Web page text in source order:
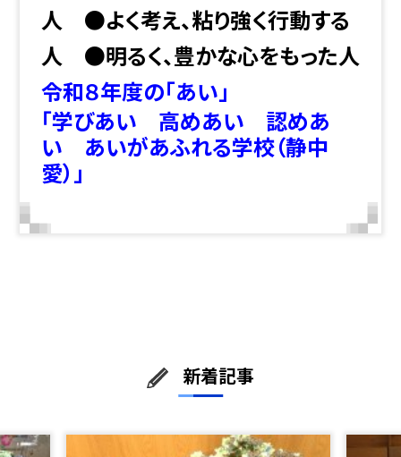
人 ●よく考え、粘り強く行動する
人 ●明るく、豊かな心をもった人
令和８年度の「あい」
「学びあい 高めあい 認めあ
い あいがあふれる学校（静中
愛）」
新着記事